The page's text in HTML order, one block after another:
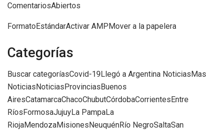
ComentariosAbiertos
FormatoEstándarActivar AMPMover a la papelera
Categorías
Buscar categoríasCovid-19Llegó a Argentina NoticiasMas
NoticiasNoticiasProvinciasBuenos
AiresCatamarcaChacoChubutCórdobaCorrientesEntre
RíosFormosaJujuyLa PampaLa
RiojaMendozaMisionesNeuquénRío NegroSaltaSan